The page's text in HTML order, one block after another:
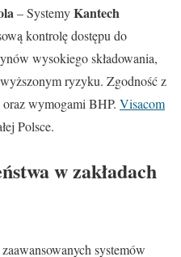
– SystemyKantech
kontrolę dostępu do
wysokiego składowania,
ryzyku. Zgodność z
wymogami BHP. Visacom
Polsce.
w zakładach
systemów